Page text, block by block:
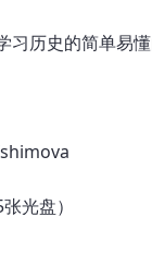
习历史的简单易懂
光盘）